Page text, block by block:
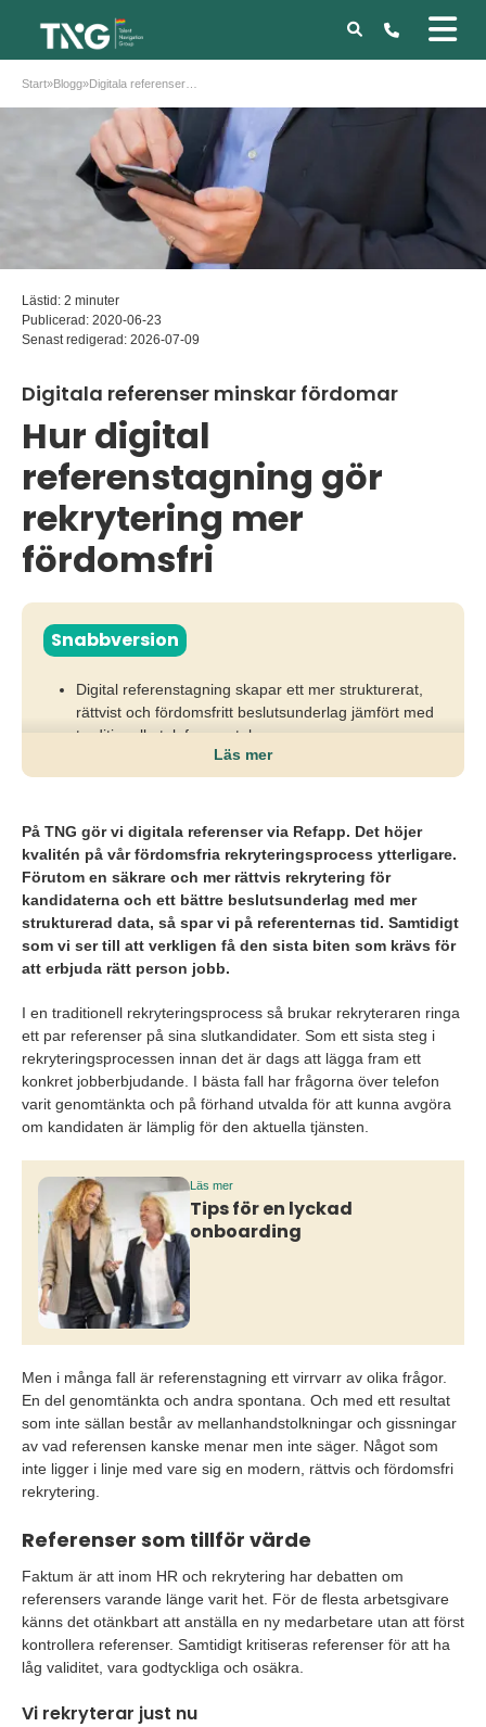
Start»Blogg»
Lästid: 2 minuter
Publicerad: 2020-06-23
Senast redigerad: 2026-07-09
Digitala referenser minskar fördomar
Hur digital
referenstagning gör
rekrytering mer
fördomsfri
Snabbversion
Digital referenstagning skapar ett mer strukturerat,
rättvist och fördomsfritt beslutsunderlag jämfört med
traditionella telefonsamtal.
Genom standardiserade frågor, identifierade
Resultatet blir snabbare rekryteringsprocesser, högre
datakvalitet och tryggare anställningsbeslut för både
arbetsgivare och kandidater.
Läs mer
På TNG gör vi digitala referenser via Refapp. Det höjer
kvalitén på vår fördomsfria rekryteringsprocess ytterligare.
Förutom en säkrare och mer rättvis rekrytering för
kandidaterna och ett bättre beslutsunderlag med mer
strukturerad data, så spar vi på referenternas tid. Samtidigt
som vi ser till att verkligen få den sista biten som krävs för
att erbjuda rätt person jobb.
I en traditionell rekryteringsprocess så brukar rekryteraren ringa
ett par referenser på sina slutkandidater. Som ett sista steg i
rekryteringsprocessen innan det är dags att lägga fram ett
konkret jobberbjudande. I bästa fall har frågorna över telefon
varit genomtänkta och på förhand utvalda för att kunna avgöra
om kandidaten är lämplig för den aktuella tjänsten.
Läs mer
Tips för en lyckad
onboarding
Men i många fall är referenstagning ett virrvarr av olika frågor.
En del genomtänkta och andra spontana. Och med ett resultat
som inte sällan består av mellanhandstolkningar och gissningar
av vad referensen kanske menar men inte säger. Något som
inte ligger i linje med vare sig en modern, rättvis och fördomsfri
rekrytering.
Referenser som tillför värde
Faktum är att inom HR och rekrytering har debatten om
referensers varande länge varit het. För de flesta arbetsgivare
känns det otänkbart att anställa en ny medarbetare utan att först
kontrollera referenser. Samtidigt kritiseras referenser för att ha
låg validitet, vara godtyckliga och osäkra.
Vi rekryterar just nu